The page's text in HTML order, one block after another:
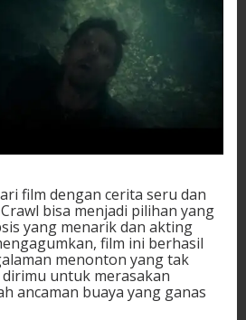
film dengan cerita seru dan
bisa menjadi pilihan yang
yang menarik dan akting
film ini berhasil
menonton yang tak
untuk merasakan
ancaman buaya yang ganas